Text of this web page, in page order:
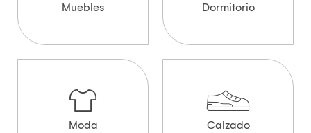
Muebles Dormitorio
Moda Calzado